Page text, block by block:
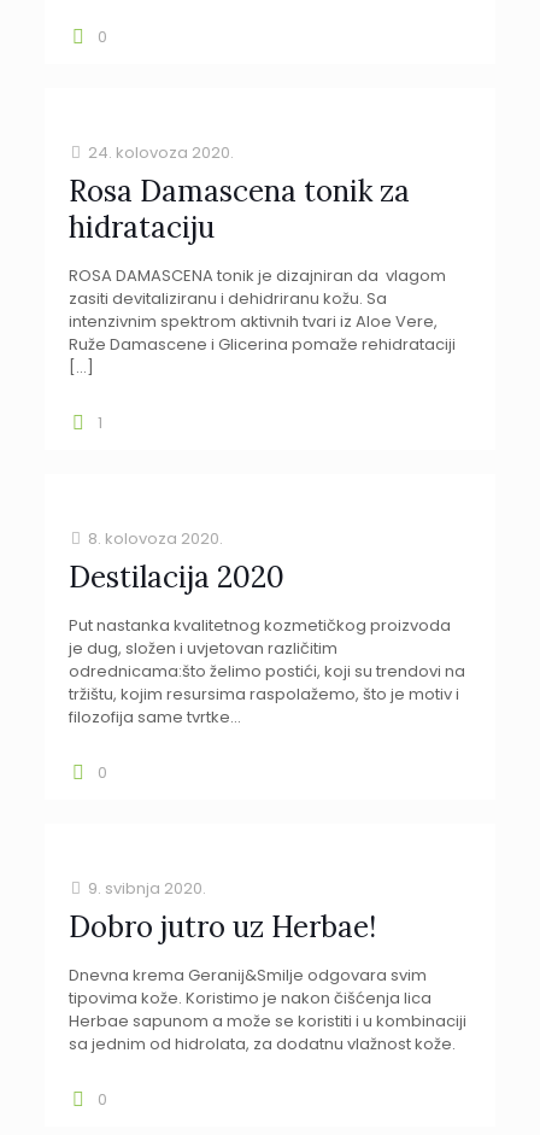
0
24. kolovoza 2020.
Rosa Damascena tonik za
hidrataciju
ROSA DAMASCENA tonik je dizajniran da vlagom
zasiti devitaliziranu i dehidriranu kožu. Sa
intenzivnim spektrom aktivnih tvari iz Aloe Vere,
Ruže Damascene i Glicerina pomaže rehidrataciji
[…]
1
8. kolovoza 2020.
Destilacija 2020
Put nastanka kvalitetnog kozmetičkog proizvoda
je dug, složen i uvjetovan različitim
odrednicama:što želimo postići, koji su trendovi na
tržištu, kojim resursima raspolažemo, što je motiv i
filozofija same tvrtke...
0
9. svibnja 2020.
Dobro jutro uz Herbae!
Dnevna krema Geranij&Smilje odgovara svim
tipovima kože. Koristimo je nakon čišćenja lica
Herbae sapunom a može se koristiti i u kombinaciji
sa jednim od hidrolata, za dodatnu vlažnost kože.
0